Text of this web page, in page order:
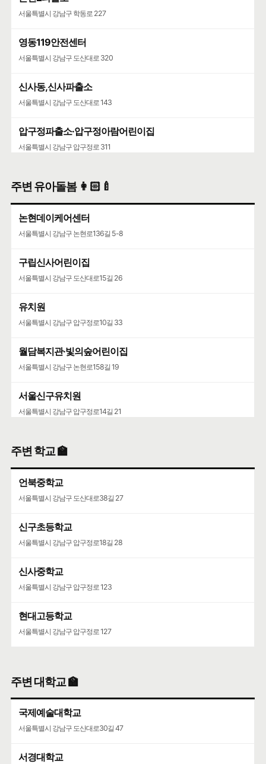
서울특별시 강남구 학동로 227
영동119안전센터
서울특별시 강남구 도산대로 320
신사동,신사파출소
서울특별시 강남구 도산대로 143
압구정파출소·압구정아람어린이집
서울특별시 강남구 압구정로 311
서울특별시 서초구 주흥15길 41
주변 유아돌봄 👩🏻‍🍼
논현데이케어센터
서울특별시 강남구 논현로136길 5-8
구립신사어린이집
서울특별시 강남구 도산대로15길 26
유치원
서울특별시 강남구 압구정로10길 33
월담복지관·빛의숲어린이집
서울특별시 강남구 논현로158길 19
서울신구유치원
서울특별시 강남구 압구정로14길 21
주변 학교 🏫
언북중학교
서울특별시 강남구 도산대로38길 27
신구초등학교
서울특별시 강남구 압구정로18길 28
신사중학교
서울특별시 강남구 압구정로 123
현대고등학교
서울특별시 강남구 압구정로 127
주변 대학교 🏫
국제예술대학교
서울특별시 강남구 도산대로30길 47
서경대학교